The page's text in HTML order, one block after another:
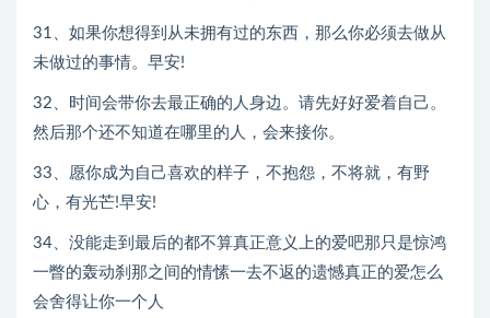
31、如果你想得到从未拥有过的东西，那么你必须去做从
未做过的事情。早安!
32、时间会带你去最正确的人身边。请先好好爱着自己。
然后那个还不知道在哪里的人，会来接你。
33、愿你成为自己喜欢的样子，不抱怨，不将就，有野
心，有光芒!早安!
34、没能走到最后的都不算真正意义上的爱吧那只是惊鸿
一瞥的轰动刹那之间的情愫一去不返的遗憾真正的爱怎么
会舍得让你一个人